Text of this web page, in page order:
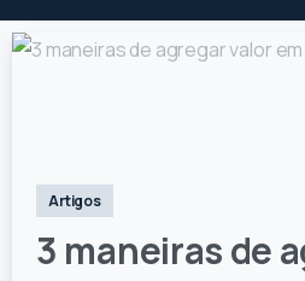
Artigos
3 maneiras de